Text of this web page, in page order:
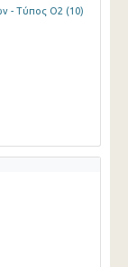
- Τύπος Ο2 (10)